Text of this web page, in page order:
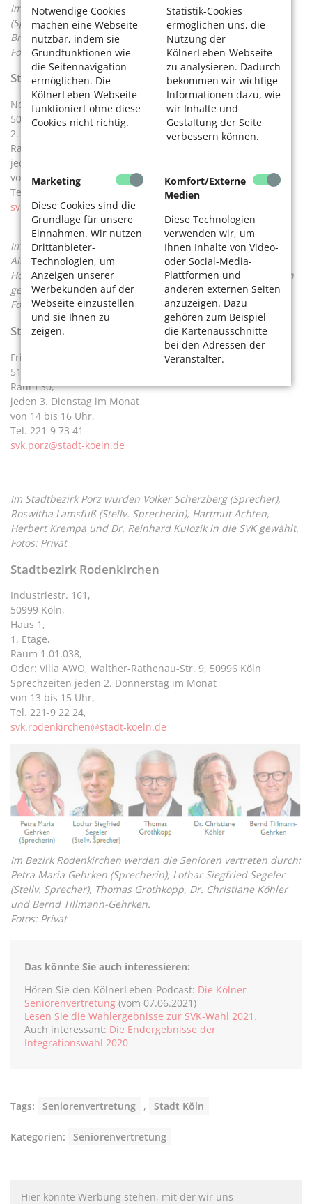
Notwendige Cookies
machen eine Webseite
nutzbar, indem sie
Grundfunktionen wie
die Seitennavigation
ermöglichen. Die
KölnerLeben-Webseite
funktioniert ohne diese
Cookies nicht richtig.
Statistik-Cookies
ermöglichen uns, die
Nutzung der
KölnerLeben-Webseite
zu analysieren. Dadurch
bekommen wir wichtige
Informationen dazu, wie
wir Inhalte und
Gestaltung der Seite
verbessern können.
Marketing
Diese Cookies sind die
Grundlage für unsere
Einnahmen. Wir nutzen
Drittanbieter-
Technologien, um
Anzeigen unserer
Werbekunden auf der
Webseite einzustellen
und sie Ihnen zu
zeigen.
Komfort/Externe
Medien
Diese Technologien
verwenden wir, um
Ihnen Inhalte von Video-
oder Social-Media-
Plattformen und
anderen externen Seiten
anzuzeigen. Dazu
gehören zum Beispiel
die Kartenausschnitte
bei den Adressen der
Veranstalter.
Im Bezirk Mühlheim wurden gewählt: Heinz-Peter Bourry
(Sprecher), Kai Kurschilgen (Stellv. Sprecher), Waltraud
Brandt, Marlene Opladen, Herbert Schuhmachers.
Fotos: Privat
Stadtbezirk Nippes
Neusser Str. 450,
50733 Köln,
2. Etage,
Raum 210,
jeden 2. Donnerstag im Monat
von 10 bis 11.30 Uhr,
Tel. 221-9 54 99,
svk.nippes@stadt-koeln.de
Im Bezirk Nippes wird die SVK durch Felicitas Vorpahl-
Allweins (Sprecherin), Dr. Herbert Clasen (Stellv. Sprecher),
Horst Peters, Dr. Burkhard Pfingsthorn und Anneliese Ullrich
gestellt.
Fotos: Privat
Stadtbezirk Porz
Friedrich-Ebert-Ufer 64–70,
51143 Köln,
Raum 30,
jeden 3. Dienstag im Monat
von 14 bis 16 Uhr,
Tel. 221-9 73 41
svk.porz@stadt-koeln.de
Im Stadtbezirk Porz wurden Volker Scherzberg (Sprecher),
Roswitha Lamsfuß (Stellv. Sprecherin), Hartmut Achten,
Herbert Krempa und Dr. Reinhard Kulozik in die SVK gewählt.
Fotos: Privat
Stadtbezirk Rodenkirchen
Industriestr. 161,
50999 Köln,
Haus 1,
1. Etage,
Raum 1.01.038,
Oder: Villa AWO, Walther-Rathenau-Str. 9, 50996 Köln
Sprechzeiten jeden 2. Donnerstag im Monat
von 13 bis 15 Uhr,
Tel. 221-9 22 24,
svk.rodenkirchen@stadt-koeln.de
Im Bezirk Rodenkirchen werden die Senioren vertreten durch:
Petra Maria Gehrken (Sprecherin), Lothar Siegfried Segeler
(Stellv. Sprecher), Thomas Grothkopp, Dr. Christiane Köhler
und Bernd Tillmann-Gehrken.
Fotos: Privat
Das könnte Sie auch interessieren:
Hören Sie den KölnerLeben-Podcast: Die Kölner
Seniorenvertretung (vom 07.06.2021)
Lesen Sie die Wahlergebnisse zur SVK-Wahl 2021.
Auch interessant: Die Endergebnisse der
Integrationswahl 2020
Tags: Seniorenvertretung , Stadt Köln
Kategorien: Seniorenvertretung
Hier könnte Werbung stehen, mit der wir uns